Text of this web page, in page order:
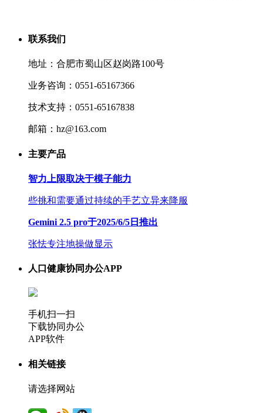
联系我们
地址：合肥市蜀山区赵岗路100号
业务咨询：0551-65167366
技术支持：0551-65167838
邮箱：hz@163.com
主要产品
智力上限取决于模子能力
些挑和需要通过持续的手艺立异来降服
Gemini 2.5 pro于2025/6/5日推出
张怯专注地操做显示
人口健康协同办公APP
手机扫一扫
下载协同办公
APP软件
相关链接
请选择网站